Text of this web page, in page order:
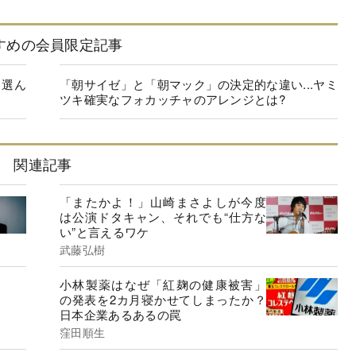
めの会員限定記事
ん
「朝サイゼ」と「朝マック」の決定的な違い...ヤミ
ツキ確実なフォカッチャのアレンジとは?
関連記事
「またかよ！」山崎まさよしが今度
は公演ドタキャン、それでも“仕方な
い”と言えるワケ
武藤弘樹
小林製薬はなぜ「紅麹の健康被害」
の発表を2カ月寝かせてしまったか？
日本企業あるあるの罠
窪田順生